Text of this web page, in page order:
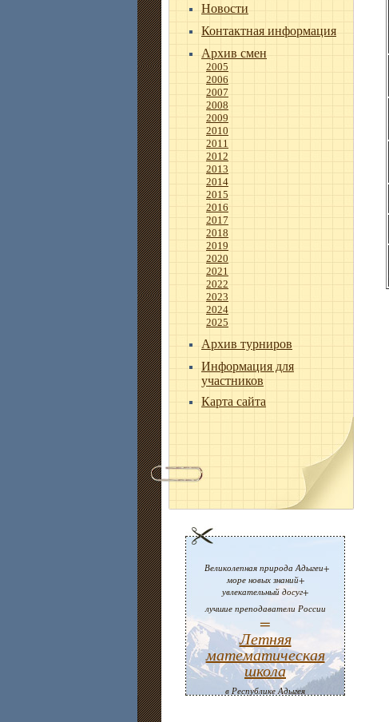
Новости
Контактная информация
Архив смен
2005
2006
2007
2008
2009
2010
2011
2012
2013
2014
2015
2016
2017
2018
2019
2020
2021
2022
2023
2024
2025
Архив турниров
Информация для
участников
Карта сайта
Великолепная природа Адыгеи+
море новых знаний+
увлекательный досуг+
лучшие преподаватели России
=
Летняя
математическая
школа
в Республике Адыгея